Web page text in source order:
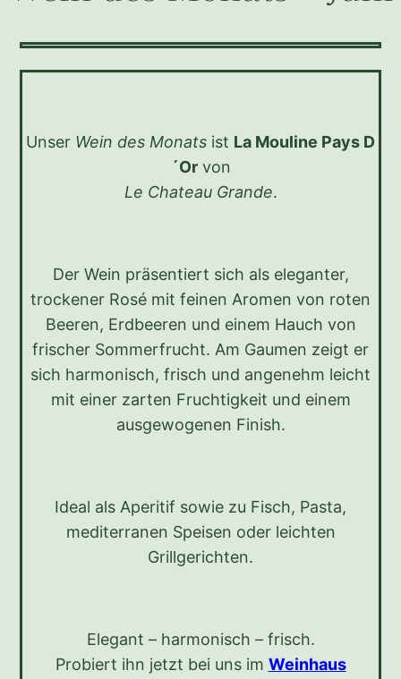
Unser Wein des Monats ist La Mouline Pays D
´Orvon
Le Chateau Grande.
Der Wein präsentiert sich als eleganter,
trockener Rosé mit feinen Aromen von roten
Beeren, Erdbeeren und einem Hauch von
frischer Sommerfrucht. Am Gaumen zeigt er
sich harmonisch, frisch und angenehm leicht
mit einer zarten Fruchtigkeit und einem
ausgewogenen Finish.
Ideal als Aperitif sowie zu Fisch, Pasta,
mediterranen Speisen oder leichten
Grillgerichten.
Elegant – harmonisch – frisch.
Probiert ihn jetzt bei uns im Weinhaus